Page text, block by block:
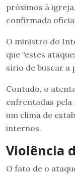
próximos à
confirmada
O ministro do
que “estes
sírio de buscar a
Contudo, o
enfrentadas pela
um clima de
internos.
Violência
O fato de o